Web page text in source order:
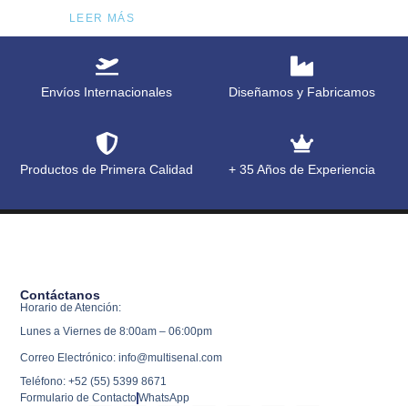
LEER MÁS
Envíos Internacionales Diseñamos y Fabricamos
Productos de Primera Calidad + 35 Años de Experiencia
Contáctanos
Horario de Atención:
Lunes a Viernes de 8:00am – 06:00pm
Correo Electrónico: info@multisenal.com
Teléfono: +52 (55) 5399 8671
Formulario de ContactoWhatsApp